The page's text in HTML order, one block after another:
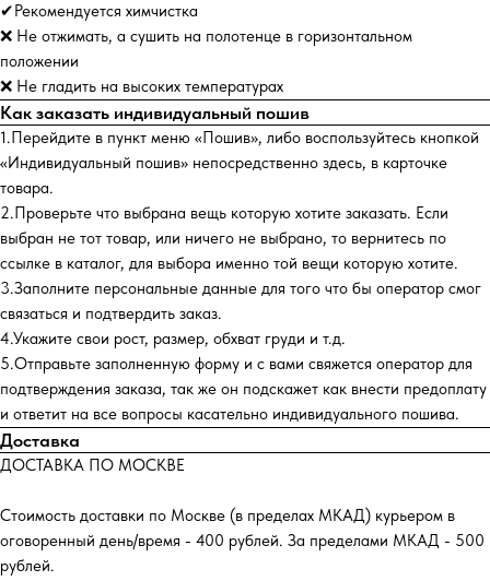
✔Рекомендуется химчистка
❌ Не отжимать, а сушить на полотенце в горизонтальном
положении
❌ Не гладить на высоких температурах
Как заказать индивидуальный пошив
1.Перейдите в пункт меню «Пошив», либо воспользуйтесь кнопкой
«Индивидуальный пошив» непосредственно здесь, в карточке
товара.
2.Проверьте что выбрана вещь которую хотите заказать. Если
выбран не тот товар, или ничего не выбрано, то вернитесь по
ссылке в каталог, для выбора именно той вещи которую хотите.
3.Заполните персональные данные для того что бы оператор смог
связаться и подтвердить заказ.
4.Укажите свои рост, размер, обхват груди и т.д.
5.Отправьте заполненную форму и с вами свяжется оператор для
подтверждения заказа, так же он подскажет как внести предоплату
и ответит на все вопросы касательно индивидуального пошива.
Доставка
ДОСТАВКА ПО МОСКВЕ
Стоимость доставки по Москве (в пределах МКАД) курьером в
оговоренный день/время - 400 рублей. За пределами МКАД - 500
рублей.